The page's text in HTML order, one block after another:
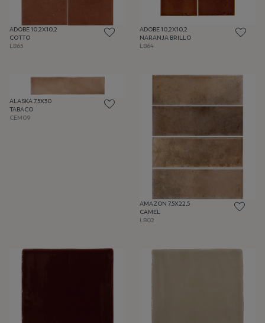
ADOBE 10,2X10,2
COTTO
LB63
ADOBE 10,2X10,2
NARANJA BRILLO
LB64
ALASKA 7,5X30
TABACO
CEM09
AMAZON 7,5X22,5
CAMEL
LB02